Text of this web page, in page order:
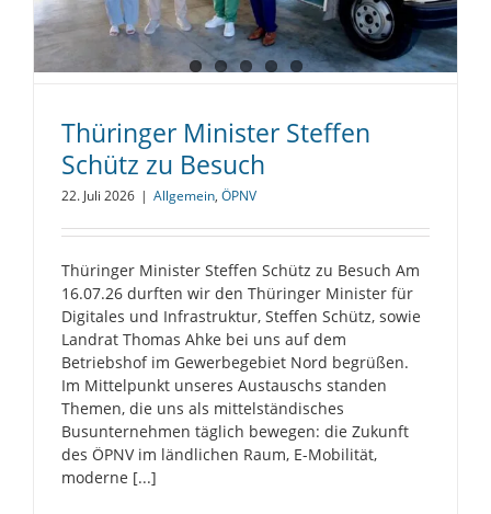
Thüringer Minister Steffen
Schütz zu Besuch
22. Juli 2026 | Allgemein, ÖPNV
Thüringer Minister Steffen Schütz zu Besuch Am
16.07.26 durften wir den Thüringer Minister für
Digitales und Infrastruktur, Steffen Schütz, sowie
Landrat Thomas Ahke bei uns auf dem
Betriebshof im Gewerbegebiet Nord begrüßen.
Im Mittelpunkt unseres Austauschs standen
Themen, die uns als mittelständisches
Busunternehmen täglich bewegen: die Zukunft
des ÖPNV im ländlichen Raum, E-Mobilität,
moderne [...]